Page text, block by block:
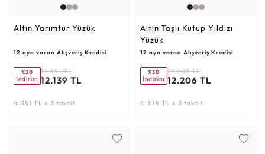
Altın Yarımtur Yüzük
12 aya varan Alışveriş Kredisi
%30
İndirim
17.341 TL
12.139 TL
4.351 TL x 3 taksit
Altın Taşlı Kutup Yıldızı
Yüzük
12 aya varan Alışveriş Kredisi
%30
İndirim
17.408 TL
12.206 TL
4.375 TL x 3 taksit